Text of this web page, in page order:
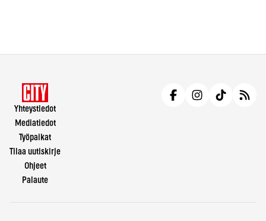
Yhteystiedot
Mediatiedot
Työpaikat
Tilaa uutiskirje
Ohjeet
Palaute